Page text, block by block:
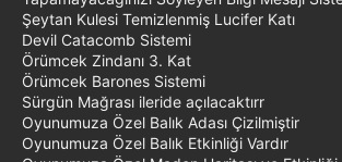
Şeytan Kulesi Temizlenmiş Lucifer Katı
Devil Catacomb Sistemi
Örümcek Zindanı 3. Kat
Örümcek Barones Sistemi
Sürgün Mağrası ileride açılacaktırr
Oyunumuza Özel Balık Adası Çizilmiştir
Oyunumuza Özel Balık Etkinliği Vardır